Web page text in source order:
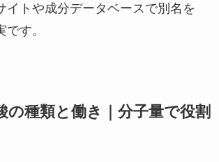
イトや成分データベースで別名を
す。
の種類と働き｜分子量で役割